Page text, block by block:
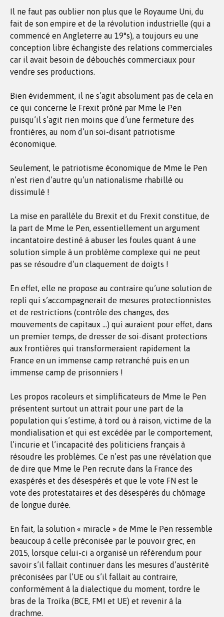
Il ne faut pas oublier non plus que le Royaume Uni, du
fait de son empire et de la révolution industrielle (qui a
commencé en Angleterre au 19°s), a toujours eu une
conception libre échangiste des relations commerciales
car il avait besoin de débouchés commerciaux pour
vendre ses productions.
Bien évidemment, il ne s’agit absolument pas de cela en
ce qui concerne le Frexit prôné par Mme le Pen
puisqu’il s’agit rien moins que d’une fermeture des
frontières, au nom d’un soi-disant patriotisme
économique.
Seulement, le patriotisme économique de Mme le Pen
n’est rien d’autre qu’un nationalisme rhabillé ou
dissimulé !
La mise en parallèle du Brexit et du Frexit constitue, de
la part de Mme le Pen, essentiellement un argument
incantatoire destiné à abuser les foules quant à une
solution simple à un problème complexe qui ne peut
pas se résoudre d’un claquement de doigts !
En effet, elle ne propose au contraire qu’une solution de
repli qui s’accompagnerait de mesures protectionnistes
et de restrictions (contrôle des changes, des
mouvements de capitaux …) qui auraient pour effet, dans
un premier temps, de dresser de soi-disant protections
aux frontières qui transformeraient rapidement la
France en un immense camp retranché puis en un
immense camp de prisonniers !
Les propos racoleurs et simplificateurs de Mme le Pen
présentent surtout un attrait pour une part de la
population qui s’estime, à tord ou à raison, victime de la
mondialisation et qui est excédée par le comportement,
l’incurie et l’incapacité des politiciens français à
résoudre les problèmes. Ce n’est pas une révélation que
de dire que Mme le Pen recrute dans la France des
exaspérés et des désespérés et que le vote FN est le
vote des protestataires et des désespérés du chômage
de longue durée.
En fait, la solution « miracle » de Mme le Pen ressemble
beaucoup à celle préconisée par le pouvoir grec, en
2015, lorsque celui-ci a organisé un référendum pour
savoir s’il fallait continuer dans les mesures d’austérité
préconisées par l’UE ou s’il fallait au contraire,
conformément à la dialectique du moment, tordre le
bras de la Troïka (BCE, FMI et UE) et revenir à la
drachme.